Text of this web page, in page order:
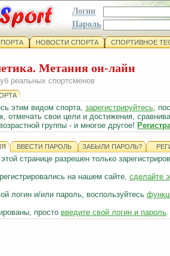
Логин
Пароль
НОВОСТИ СПОРТА СПОРТИВНОЕ
Метания он-лайн
реальных спортсменов
этим видом спорта, зарегистрируйтесь,
отмечать свои цели и достижения,
группы - и многое другое!
ВВЕСТИ ПАРОЛЬ ЗАБЫЛИ ПАРОЛЬ?
странице разрешен только
на нашем сайте, сделайте
логин и/или пароль, воспользуйтесь
просто введите свой логин и пароль.